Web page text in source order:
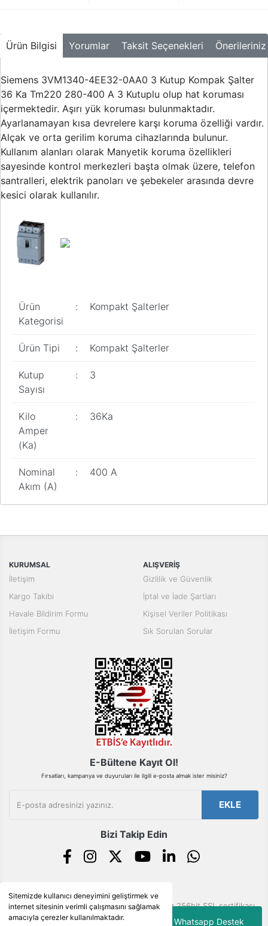
Sitemizde kullanıcı deneyimini geliştirmek ve
internet sitesinin verimli çalışmasını sağlamak
amacıyla çerezler kullanılmaktadır.
Whatsapp Destek
Ürün Bilgisi Yorumlar Taksit Seçenekleri Önerileriniz
Siemens 3VM1340-4EE32-0AA0 3 Kutup Kompak Şalter
36 Ka Tm220 280-400 A 3 Kutuplu olup hat koruması
içermektedir. Aşırı yük koruması bulunmaktadır.
Ayarlanamayan kısa devrelere karşı koruma özelliği vardır.
Alçak ve orta gerilim koruma cihazlarında bulunur.
Kullanım alanları olarak Manyetik koruma özellikleri
sayesinde kontrol merkezleri başta olmak üzere, telefon
santralleri, elektrik panoları ve şebekeler arasında devre
kesici olarak kullanılır.
Ürün
Kategorisi
: Kompakt Şalterler
Ürün Tipi : Kompakt Şalterler
Kutup
Sayısı
: 3
Kilo
Amper
(Ka)
: 36Ka
Nominal
Akım (A)
: 400 A
Yorum Yaz
Bu ürünün fiyat bilgisi, resim, ürün açıklamalarında ve diğer
Ürün resmi kalitesiz, bozuk veya görüntülenemiyor.
Ürün fiyatı diğer sitelerden daha pahalı.
Bu ürüne benzer farklı alternatifler olmalı.
Gönder
KURUMSAL
İletişim
Kargo Takibi
Havale Bildirim Formu
İletişim Formu
ALIŞVERİŞ
Gizlilik ve Güvenlik
İptal ve İade Şartları
Kişisel Veriler Politikası
Sık Sorulan Sorular
E-Bültene Kayıt Ol!
Fırsatları, kampanya ve duyuruları ile ilgili e-posta almak ister misiniz?
EKLE
Bizi Takip Edin
© Tüm hakları saklıdır. Kredi kartı bilgileriniz 256bit SSL sertifikası
ile korunmaktadır.